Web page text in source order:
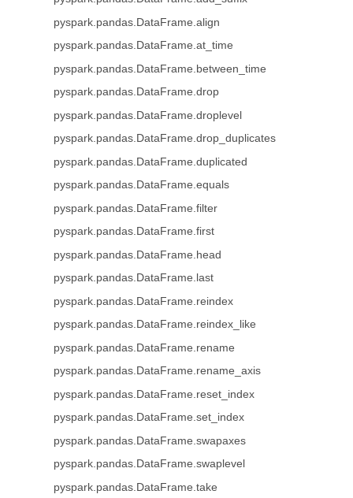
pyspark.pandas.DataFrame.align
pyspark.pandas.DataFrame.at_time
pyspark.pandas.DataFrame.between_time
pyspark.pandas.DataFrame.drop
pyspark.pandas.DataFrame.droplevel
pyspark.pandas.DataFrame.drop_duplicates
pyspark.pandas.DataFrame.duplicated
pyspark.pandas.DataFrame.equals
pyspark.pandas.DataFrame.filter
pyspark.pandas.DataFrame.first
pyspark.pandas.DataFrame.head
pyspark.pandas.DataFrame.last
pyspark.pandas.DataFrame.reindex
pyspark.pandas.DataFrame.reindex_like
pyspark.pandas.DataFrame.rename
pyspark.pandas.DataFrame.rename_axis
pyspark.pandas.DataFrame.reset_index
pyspark.pandas.DataFrame.set_index
pyspark.pandas.DataFrame.swapaxes
pyspark.pandas.DataFrame.swaplevel
pyspark.pandas.DataFrame.take